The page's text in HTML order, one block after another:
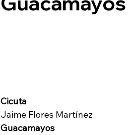
Cicuta
Jaime Flores Martínez
Guacamayos